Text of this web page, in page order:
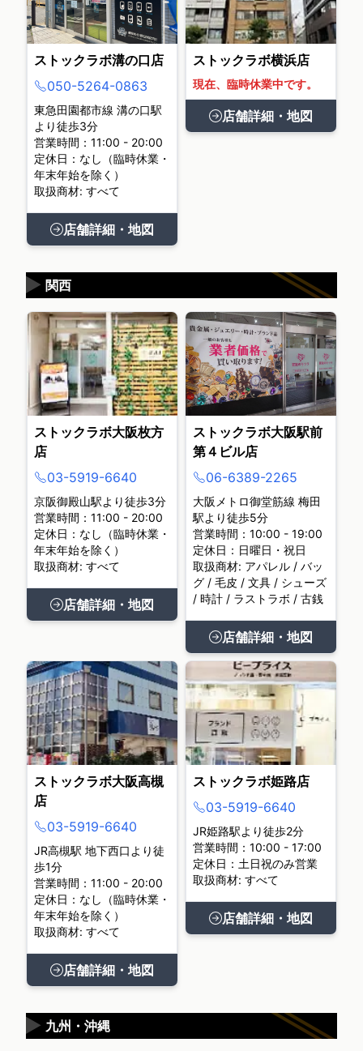
ストックラボ溝の口店
050-5264-0863
東急田園都市線 溝の口駅
より徒歩3分
営業時間：11:00 - 20:00
定休日：なし（臨時休業・
年末年始を除く）
取扱商材: すべて
店舗詳細・地図
ストックラボ横浜店
現在、臨時休業中です。
店舗詳細・地図
関西
▶
ストックラボ大阪枚方
店
03-5919-6640
京阪御殿山駅より徒歩3分
営業時間：11:00 - 20:00
定休日：なし（臨時休業・
年末年始を除く）
取扱商材: すべて
店舗詳細・地図
ストックラボ大阪駅前
第４ビル店
06-6389-2265
大阪メトロ御堂筋線 梅田
駅より徒歩5分
営業時間：10:00 - 19:00
定休日：日曜日・祝日
取扱商材: アパレル / バッ
グ / 毛皮 / 文具 / シューズ
/ 時計 / ラストラボ / 古銭
店舗詳細・地図
ストックラボ大阪高槻
店
03-5919-6640
JR高槻駅 地下西口より徒
歩1分
営業時間：11:00 - 20:00
定休日：なし（臨時休業・
年末年始を除く）
取扱商材: すべて
店舗詳細・地図
ストックラボ姫路店
03-5919-6640
JR姫路駅より徒歩2分
営業時間：10:00 - 17:00
定休日：土日祝のみ営業
取扱商材: すべて
店舗詳細・地図
九州・沖縄
▶